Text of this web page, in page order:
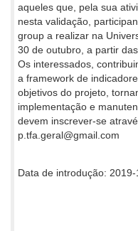
aqueles que, pela sua
nesta validação,
group a realizar na
30 de outubro, a partir
Os interessados,
a framework de
objetivos do projeto,
implementação e
devem inscrever-se
p.tfa.geral@gmail.com
Data de introdução: 2019-